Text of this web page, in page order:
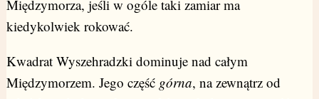
Międzymorza, jeśli w ogóle taki zamiar ma
kiedykolwiek rokować.
Kwadrat Wyszehradzki dominuje nad całym
Międzymorzem. Jego część górna, na zewnątrz od